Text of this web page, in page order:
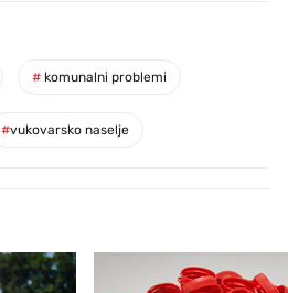
# komunalni problemi
#vukovarsko naselje